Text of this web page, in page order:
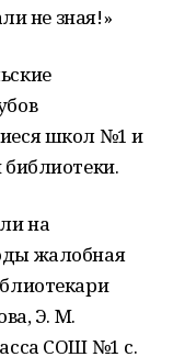
не зная!»
школ №1 и
на
жалобная
Э. М.
СОШ №1 с.